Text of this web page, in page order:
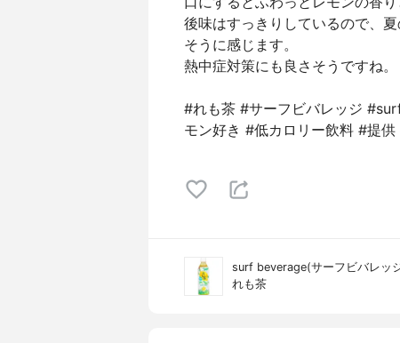
後味はすっきりしているので、
そうに感じます。
熱中症対策にも良さそうですね。
#れも茶 #サーフビバレッジ
モン好き #低カロリー飲料 #提
surf beverage(サーフビバレッ
れも茶